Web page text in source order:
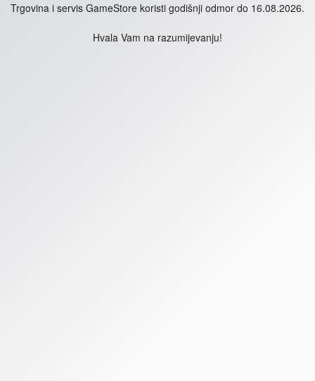
Trgovina i servis GameStore koristi godišnji odmor do 16.08.2026.
Hvala Vam na razumijevanju!